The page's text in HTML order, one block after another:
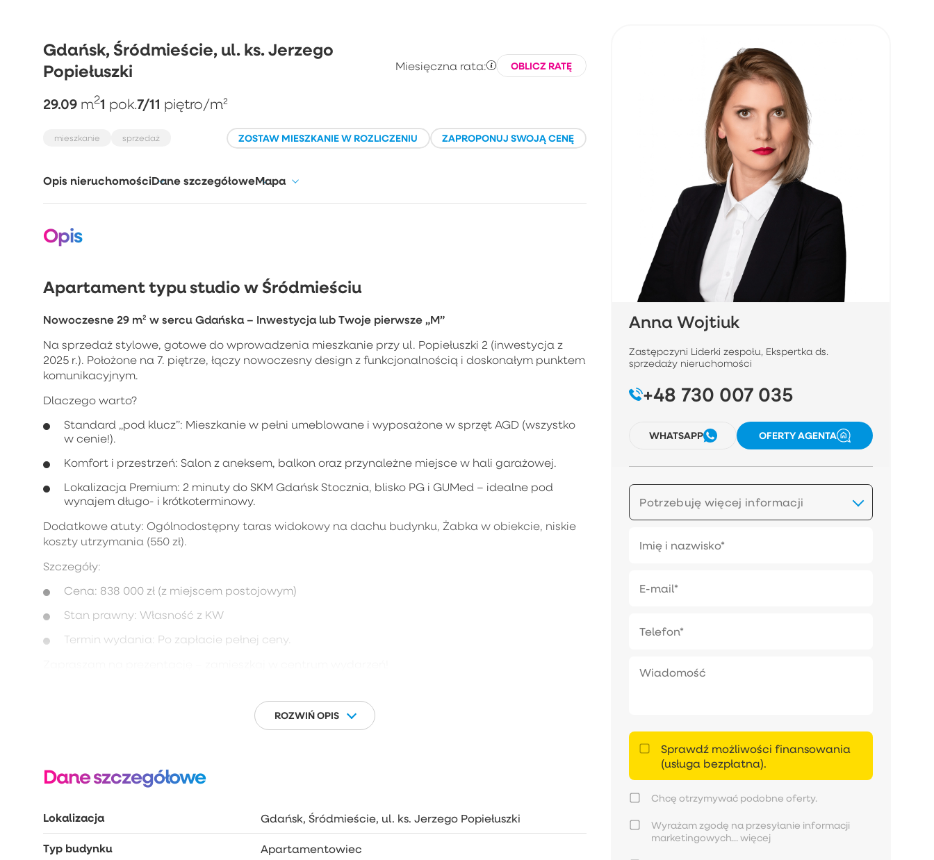
Gdańsk, Śródmieście, ul. ks. Jerzego
Popiełuszki
29.09 m21 pok.7/11 piętro/m²
Miesięczna rata: OBLICZ RATĘ
mieszkanie sprzedaż ZOSTAW MIESZKANIE W ROZLICZENIU ZAPROPONUJ SWOJĄ CENĘ
Opis nieruchomościDane szczegółoweMapa
Opis
Apartament typu studio w Śródmieściu
Nowoczesne 29 m² w sercu Gdańska – Inwestycja lub Twoje pierwsze „M”
Na sprzedaż stylowe, gotowe do wprowadzenia mieszkanie przy ul. Popiełuszki 2 (inwestycja z
2025 r.). Położone na 7. piętrze, łączy nowoczesny design z funkcjonalnością i doskonałym punktem
komunikacyjnym.
Dlaczego warto?
Standard „pod klucz”: Mieszkanie w pełni umeblowane i wyposażone w sprzęt AGD (wszystko
w cenie!).
Komfort i przestrzeń: Salon z aneksem, balkon oraz przynależne miejsce w hali garażowej.
Lokalizacja Premium: 2 minuty do SKM Gdańsk Stocznia, blisko PG i GUMed – idealne pod
wynajem długo- i krótkoterminowy.
Dodatkowe atuty: Ogólnodostępny taras widokowy na dachu budynku, Żabka w obiekcie, niskie
koszty utrzymania (550 zł).
Szczegóły:
Cena: 838 000 zł (z miejscem postojowym)
Stan prawny: Własność z KW
Termin wydania: Po zapłacie pełnej ceny.
ROZWIŃ OPIS
Dane szczegółowe
Lokalizacja Gdańsk, Śródmieście, ul. ks. Jerzego Popiełuszki
Typ budynku Apartamentowiec
Anna Wojtiuk
Zastępczyni Liderki zespołu, Ekspertka ds.
sprzedaży nieruchomości
+48 730 007 035
WHATSAPP OFERTY AGENTA
Potrzebuję więcej informacji
Sprawdź możliwości finansowania
(usługa bezpłatna).
Chcę otrzymywać podobne oferty.
Wyrażam zgodę na przesyłanie informacji
marketingowych... więcej